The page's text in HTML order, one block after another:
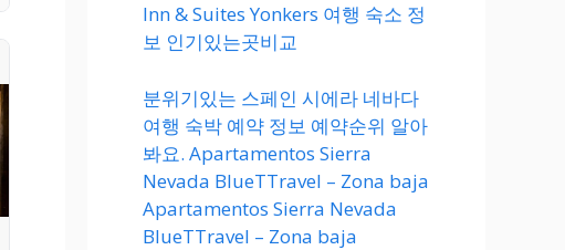
Inn & Suites Yonkers 여행 숙소 정
보 인기있는곳비교
분위기있는 스페인 시에라 네바다
여행 숙박 예약 정보 예약순위 알아
봐요. Apartamentos Sierra
Nevada BlueTTravel – Zona baja
Apartamentos Sierra Nevada
BlueTTravel – Zona baja